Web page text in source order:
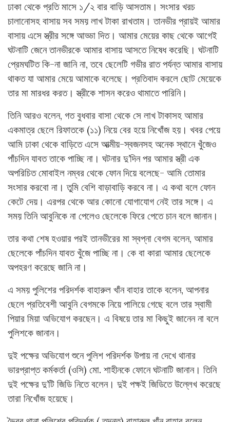
ঢাকা থেকে প্রতি মাসে ১/২ বার বাড়ি আসতাম। সংসার খরচ
চালানোসহ বাসায় সব সময় লাখ টাকা রাখতাম। তানভীর প্রায়ই আমার
বাসায় এসে স্ত্রীর সঙ্গে আড্ডা দিত। আমার মেয়ের কাছ থেকে আগেই
ঘটনাটি জেনে তানভীরকে আমার বাসায় আসতে নিষেধ করেছি। ঘটনাটি
প্রেমঘটিত কি-না জানি না, তবে ছেলেটি গভীর রাত পর্যন্ত আমার বাসায়
থাকত যা আমার মেয়ে আমাকে বলেছে। প্রতিবাদ করলে ছোট মেয়েকে
তার মা মারধর করত। স্ত্রীকে শাসন করেও থামাতে পারিনি।
তিনি আরও বলেন, গত বুধবার বাসা থেকে সে লাখ টাকাসহ আমার
একমাত্র ছেলে রিফাতকে (১১) নিয়ে বের হয়ে নিখোঁজ হয়। খবর পেয়ে
আমি ঢাকা থেকে বাড়িতে এসে আত্মীয়-স্বজনসহ অনেক স্থানে খুঁজেও
পাঁচদিন যাবত তাকে পাচ্ছি না। ঘটনার দু’দিন পর আমার স্ত্রী এক
অপরিচিত মোবাইল নম্বর থেকে ফোন দিয়ে বলেছে- আমি তোমার
সংসার করবো না। তুমি বেশি বাড়াবাড়ি করবে না। এ কথা বলে ফোন
কেটে দেয়। এরপর থেকে আর কোনো যোগাযোগ নেই তার সঙ্গে। এ
সময় তিনি আবুনিকে না পেলেও ছেলেকে ফিরে পেতে চান বলে জানান।
তার কথা শেষ হওয়ার পরই তানভীরের মা স্বপ্না বেগম বলেন, আমার
ছেলেকে পাঁচদিন যাবত খুঁজে পাচ্ছি না। কে বা কারা আমার ছেলেকে
অপহরণ করেছে জানি না।
এ সময় পুলিশের পরিদর্শক বাহারুল খাঁন বাহার তাকে বলেন, আপনার
ছেলে প্রতিবেশী আবুনি বেগমকে নিয়ে পালিয়ে গেছে বলে তার স্বামী
পিয়ার মিয়া অভিযোগ করছেন। এ বিষয়ে তার মা কিছুই জানেন না বলে
পুলিশকে জানান।
দুই পক্ষের অভিযোগ শুনে পুলিশ পরিদর্শক উপায় না দেখে থানার
ভারপ্রাপ্ত কর্মকর্তা (ওসি) মো. শাহীনকে ফোনে ঘটনাটি জানান। তিনি
দুই পক্ষের দু’টি জিডি নিতে বলেন। দুই পক্ষই জিডিতে উল্লেখ করেছে
তারা নিখোঁজ হয়েছে।